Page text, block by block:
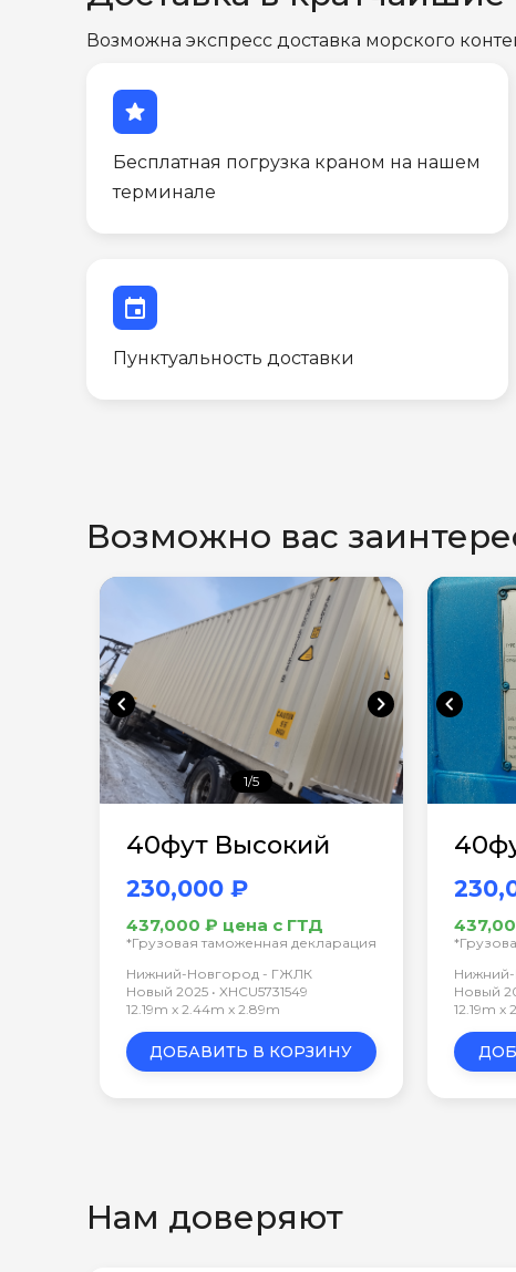
Возможна экспресс доставка морского
star
Бесплатная погрузка краном на нашем
терминале
event
Пунктуальность доставки
Возможно вас
chevron_left chevron_right
1/5
40фут Высокий
230,000 ₽
437,000 ₽ цена с ГТД
*Грузовая таможенная декларация
Нижний-Новгород - ГЖЛК
Новый 2025 • XHCU5731549
12.19m x 2.44m x 2.89m
ДОБАВИТЬ В КОРЗИНУ
chevron_left
Новый
12.19m x
Нам доверяют